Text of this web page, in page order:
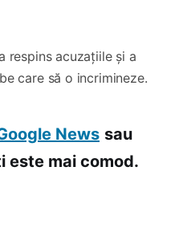
respins acuzațiile și a
care să o incrimineze.
News sau
este mai comod.